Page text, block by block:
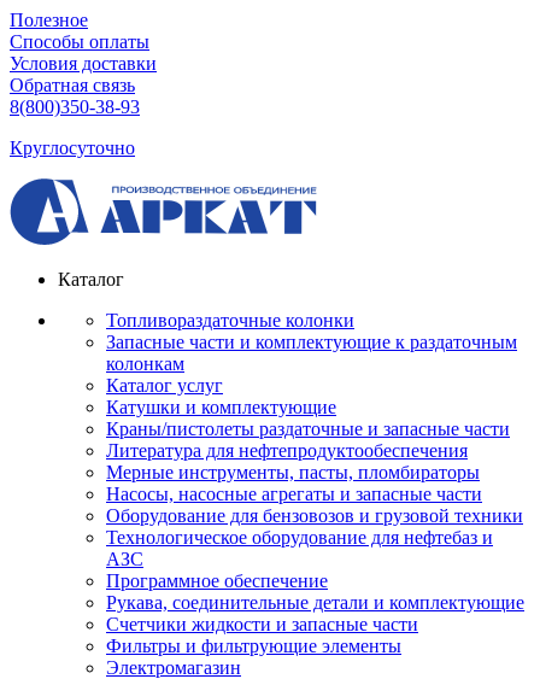
Полезное
Способы оплаты
Условия доставки
Обратная связь
8(800)350-38-93
Круглосуточно
Каталог
Топливораздаточные колонки
Запасные части и комплектующие к раздаточным
колонкам
Каталог услуг
Катушки и комплектующие
Краны/пистолеты раздаточные и запасные части
Литература для нефтепродуктообеспечения
Мерные инструменты, пасты, пломбираторы
Насосы, насосные агрегаты и запасные части
Оборудование для бензовозов и грузовой техники
Технологическое оборудование для нефтебаз и
АЗС
Программное обеспечение
Рукава, соединительные детали и комплектующие
Счетчики жидкости и запасные части
Фильтры и фильтрующие элементы
Электромагазин